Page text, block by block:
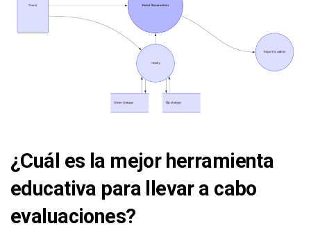
¿Cuál es la mejor herramienta
educativa para llevar a cabo
evaluaciones?